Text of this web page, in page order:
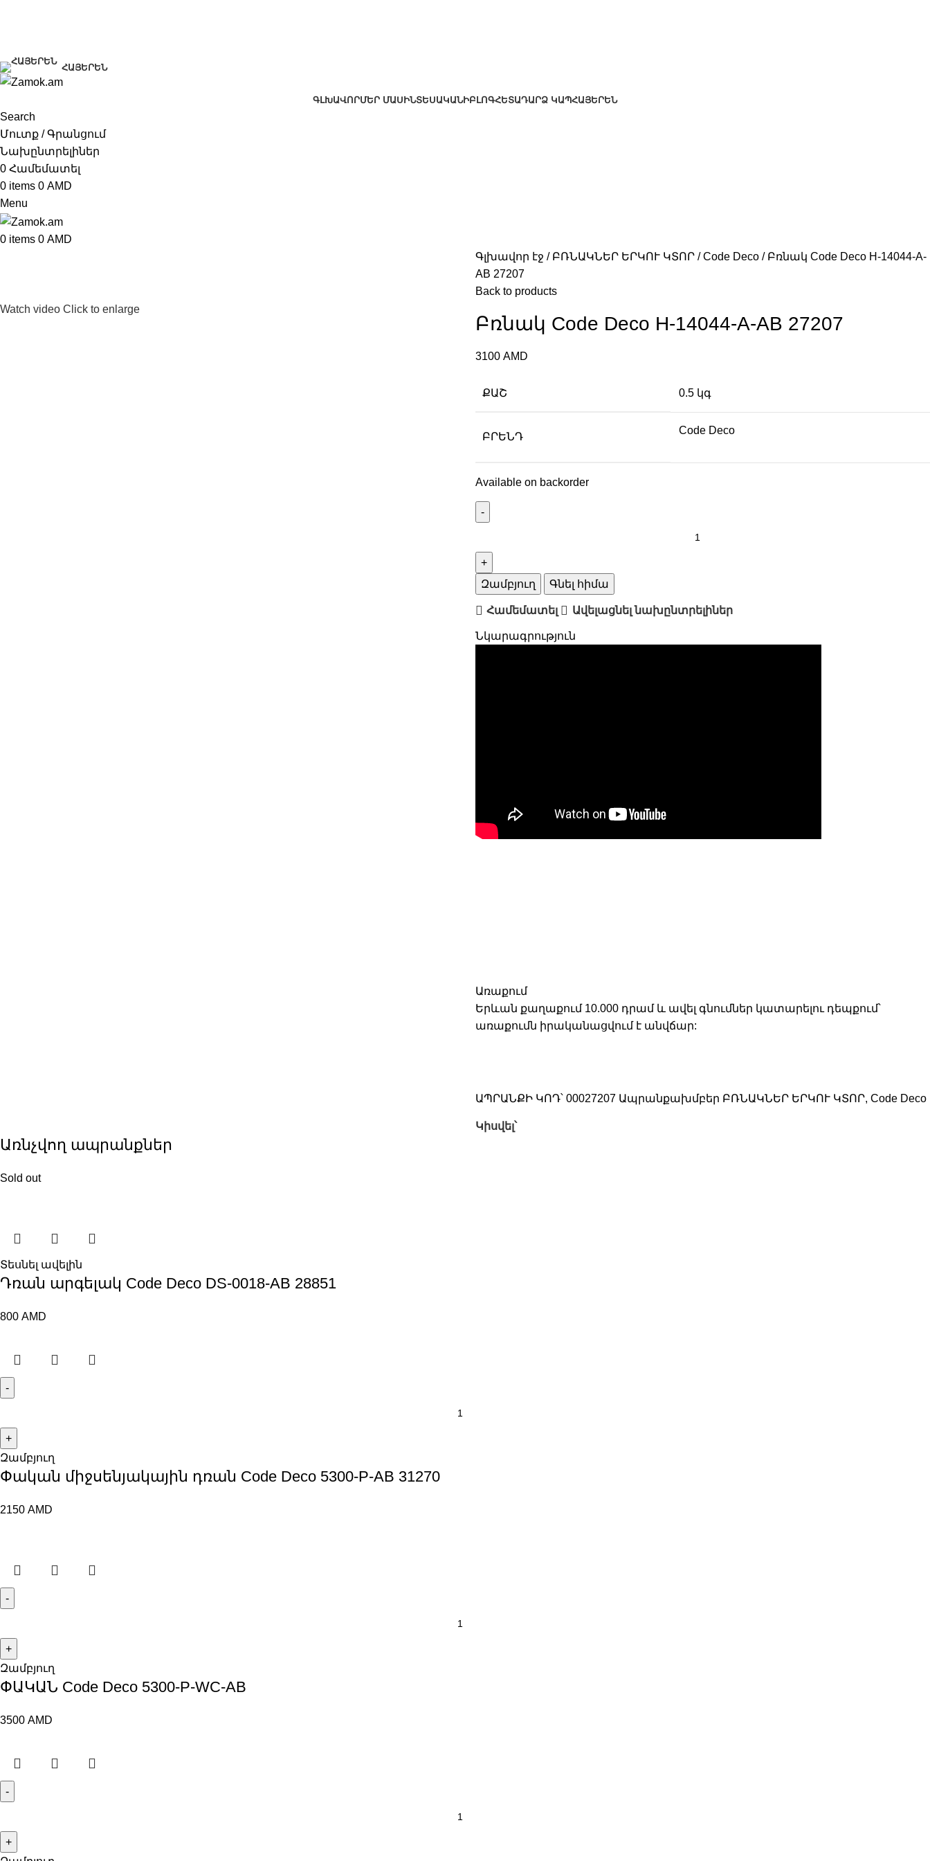
ՀԱՅԵՐԵՆ
ԳԼԽԱՎՈՐՄԵՐ ՄԱՍԻՆՏԵՍԱԿԱՆԻԲԼՈԳՀԵՏԱԴԱՐՁ ԿԱՊՀԱՅԵՐԵՆ
Search
Մուտք / Գրանցում
Նախընտրելիներ
0 Համեմատել
0 items 0 AMD
Menu
0 items 0 AMD
Watch video Click to enlarge
Գլխավոր էջ ԲՌՆԱԿՆԵՐ ԵՐԿՈՒ ԿՏՈՐ Code Deco
Բռնակ Code Deco H-14044-A-
AB 27207
Back to products
Բռնակ Code Deco H-14044-A-AB 27207
3100 AMD
ՔԱՇ 0.5 կգ
ԲՐԵՆԴ
Code Deco
Available on backorder
Զամբյուղ Գնել հիմա
Համեմատել Ավելացնել նախընտրելիներ
Նկարագրություն
Առաքում
Երևան քաղաքում 10.000 դրամ և ավել գնումներ կատարելու դեպքում՝
առաքումն իրականացվում է անվճար:
ԱՊՐԱՆՔԻ ԿՈԴ՝ 00027207 Ապրանքախմբեր ԲՌՆԱԿՆԵՐ ԵՐԿՈՒ ԿՏՈՐ, Code Deco
Կիսվել՝
Առնչվող ապրանքներ
Sold out
Տեսնել ավելին
Դռան արգելակ Code Deco DS-0018-AB 28851
800 AMD
Զամբյուղ
Փական միջսենյակային դռան Code Deco 5300-P-AB 31270
2150 AMD
Զամբյուղ
ՓԱԿԱՆ Code Deco 5300-P-WC-AB
3500 AMD